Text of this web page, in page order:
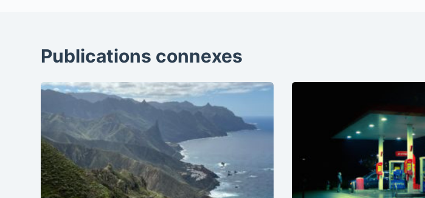
Publications connexes